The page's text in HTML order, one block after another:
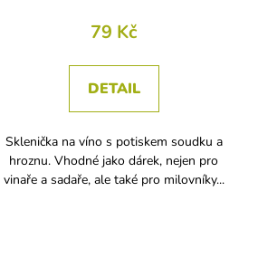
79 Kč
DETAIL
Sklenička na víno s potiskem soudku a
hroznu. Vhodné jako dárek, nejen pro
vinaře a sadaře, ale také pro milovníky...